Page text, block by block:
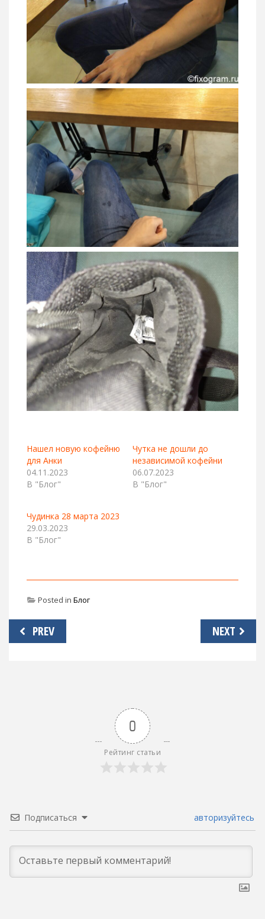
Нашел новую кофейню
для Анки
04.11.2023
В "Блог"
Чутка не дошли до
независимой кофейни
06.07.2023
В "Блог"
Чудинка 28 марта 2023
29.03.2023
В "Блог"
Posted in Блог
Навигация
по
PREV NEXT
0
Рейтинг статьи
Подписаться авторизуйтесь